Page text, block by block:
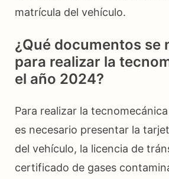
matrícula del vehículo.
¿Qué documentos se
para realizar la
el año 2024?
Para realizar la
es necesario presentar la
del vehículo, la licencia de
certificado de gases